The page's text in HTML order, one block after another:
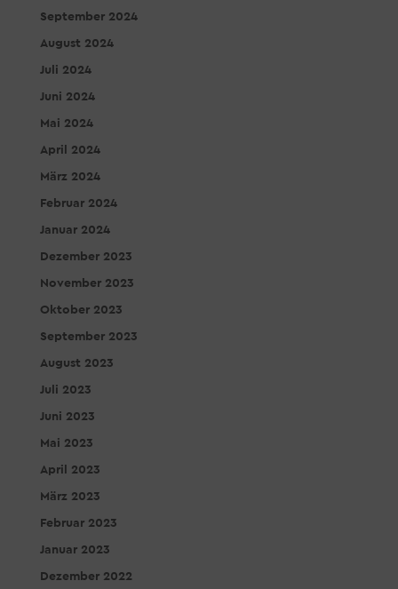
September 2024
August 2024
Juli 2024
Juni 2024
Mai 2024
April 2024
März 2024
Februar 2024
Januar 2024
Dezember 2023
November 2023
Oktober 2023
September 2023
August 2023
Juli 2023
Juni 2023
Mai 2023
April 2023
März 2023
Februar 2023
Januar 2023
Dezember 2022